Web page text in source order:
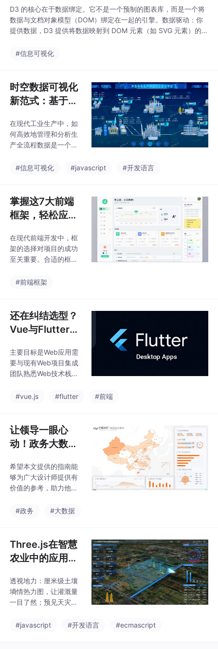
置。比如，在搜索结果
页
都能弄，比找个团队还
省心，价格还便宜一
半。”朋友心动了，当即
签了单，结果不到半个
兼容性差，手机端乱
案流程拖了快一个月还
没搞定，最后朋友急得
人，白扔了几千块定
金。
D3 的核心在于数据绑定。它不是一个预制的图表库，而是一个将
数据与文档对象模型（DOM）绑定在一起的引擎。数据驱动：你
提供数据，D3 提供将数据映射到 DOM 元素（如 SVG 元素）的方
局算法（如力导向图、饼图布局）的函数。平滑的过渡与动画：通
#信息可视化
时空数据可视化
新范式：基于Th
流程时间轴回溯
技术解析
在现代工业生产中，如
何高效地管理和分析生
产全流程数据是一个关
视化方法往往只能展示
的动态变化。然而，基
于 Three.js 的时间轴回
溯技术为这一难题提供
案。通过创建动态的 3
D 时间轴，用户可以直
观地查看生产过程中的
任意时间点进行详细分
性，还为生产优化和问
题排查
#信息可视化 #javascript #开发语言
掌握这7大前端
框架，轻松应对
在现代前端开发中，框
架的选择对项目的成功
至关重要。合适的框架
还能确保代码的可维护
端框架：React、Vue.j
s、Angular、Svelte、L
aravel Blade、Next.js
具特色，适用于不同类
型和规模的项目。通过
掌握这些框架，开发者
目需求。
#前端框架
还在纠结选型？
Vue与Flutter核
此不再迷茫！
主要目标是Web应用需
要与现有Web项目集成
团队熟悉Web技术栈重
需要覆盖多个平台(iO
动画效果希望各平台体
验完全一致团队愿意学
习新技术最终，技术选
团队技能、长期维护和
性能要求的综合考虑。
Vue和Flutter都是优秀
绝对的优劣，只有适合
#vue.js #flutter #前端
让领导一眼心
动！政务大数据
审美」指南
希望本文提供的指南能
够为广大设计师提供有
价值的参考，助力他们
应手，创造出更具吸引
致性和专业性，设计师
应遵循品牌指南中的色
彩规范，并参考国家或
设计师应根据具体的数
据特性和展示需求，选
择最适合的图表形式。
不仅能提升数据展示的
#政务 #大数据
Three.js在智慧
农业中的应用：
视化落地经验
透视地力：厘米级土壤
墒情热力图，让灌溉量
一目了然；预见天灾：
预警，挽救95%灾害损
#javascript #开发语言 #ecmascript